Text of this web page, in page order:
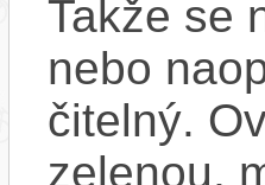
Takže se
nebo
čitelný.
zelenou,